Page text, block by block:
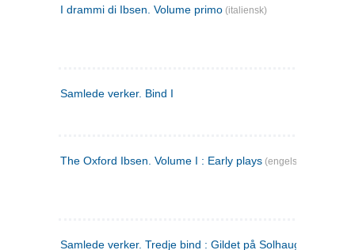
I drammi di Ibsen. Volume primo (italiensk)
Samlede verker. Bind I
The Oxford Ibsen. Volume I : Early plays (engelsk)
Samlede verker. Tredje bind : Gildet på Solhaug ; Olaf